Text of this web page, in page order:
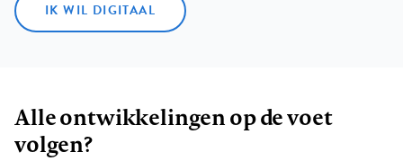
IK WIL DIGITAAL
Alle ontwikkelingen op de voet
volgen?